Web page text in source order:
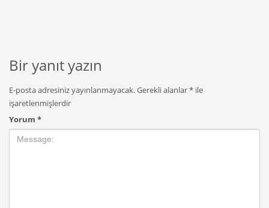
Bir yanıt yazın
E-posta adresiniz yayınlanmayacak.Gerekli alanlar* ile
işaretlenmişlerdir
Yorum *